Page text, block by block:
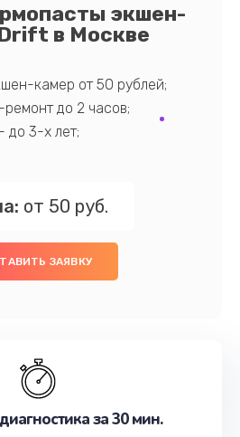
экшен-
в Москве
камер от 50 рублей;
до 2 часов;
до 3-х лет;
от 50 руб.
ЗАЯВКУ
за 30 мин.